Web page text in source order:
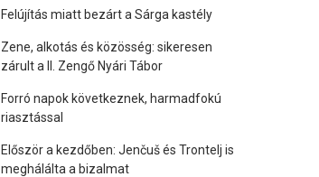
Felújítás miatt bezárt a Sárga kastély
Zene, alkotás és közösség: sikeresen
zárult a II. Zengő Nyári Tábor
Forró napok következnek, harmadfokú
riasztással
Először a kezdőben: Jenčuš és Trontelj is
meghálálta a bizalmat